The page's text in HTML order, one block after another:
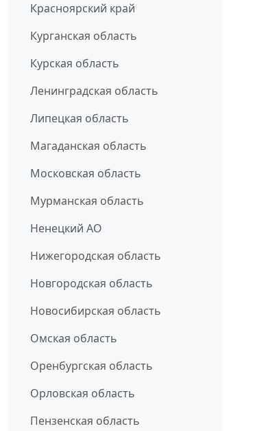
Красноярский край
Курганская область
Курская область
Ленинградская область
Липецкая область
Магаданская область
Московская область
Мурманская область
Ненецкий АО
Нижегородская область
Новгородская область
Новосибирская область
Омская область
Оренбургская область
Орловская область
Пензенская область